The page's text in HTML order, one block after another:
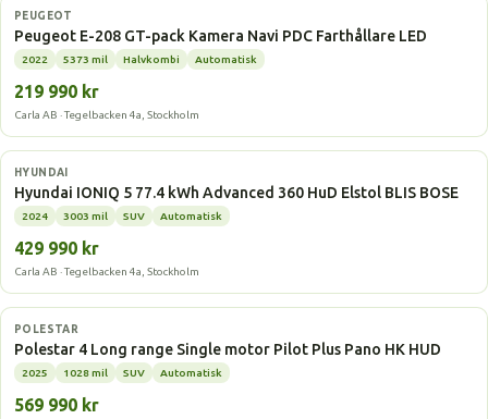
Elbil
PEUGEOT
Peugeot E-208 GT-pack Kamera Navi PDC Farthållare LED
2022 5373 mil Halvkombi Automatisk
219 990 kr
Carla AB · Tegelbacken 4a, Stockholm
Elbil
HYUNDAI
Hyundai IONIQ 5 77.4 kWh Advanced 360 HuD Elstol BLIS BOSE
2024 3003 mil SUV Automatisk
429 990 kr
Carla AB · Tegelbacken 4a, Stockholm
Elbil
POLESTAR
Polestar 4 Long range Single motor Pilot Plus Pano HK HUD
2025 1028 mil SUV Automatisk
569 990 kr